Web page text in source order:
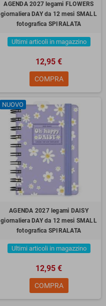
AGENDA 2027 legami FLOWERS
giornaliera DAY da 12 mesi SMALL
fotografica SPIRALATA
Ultimi articoli in magazzino
12,95 €
COMPRA
NUOVO
AGENDA 2027 legami DAISY
giornaliera DAY da 12 mesi SMALL
fotografica SPIRALATA
Ultimi articoli in magazzino
12,95 €
COMPRA